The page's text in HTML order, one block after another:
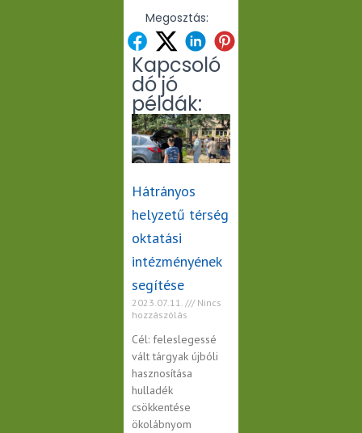
Megosztás:
Kapcsoló
dó jó
példák:
Hátrányos
helyzetű térség
oktatási
intézményének
segítése
2023.07.11.
Nincs
hozzászólás
Cél: feleslegessé
vált tárgyak újbóli
hasznosítása
hulladék
csökkentése
ökolábnyom